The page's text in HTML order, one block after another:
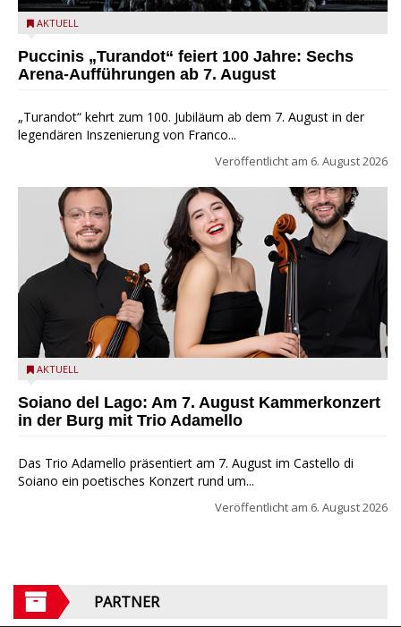
Turandot in der Arena von Verona - Ennevi für Fondazione
AKTUELL
Puccinis „Turandot“ feiert 100 Jahre: Sechs
Arena-Aufführungen ab 7. August
„Turandot“ kehrt zum 100. Jubiläum ab dem 7. August in der
legendären Inszenierung von Franco...
Veröffentlicht am 6. August 2026
Trio Adamello
AKTUELL
Soiano del Lago: Am 7. August Kammerkonzert
in der Burg mit Trio Adamello
Das Trio Adamello präsentiert am 7. August im Castello di
Soiano ein poetisches Konzert rund um...
Veröffentlicht am 6. August 2026
PARTNER